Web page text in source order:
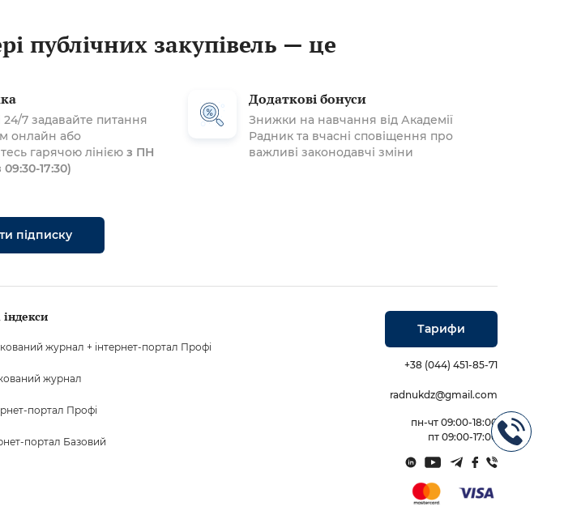
публічних закупівель — це
7 задавайте питання
онлайн або
гарячою лінією з ПН
17:30)
Додаткові бонуси
Знижки на навчання від Академії
Радник та вчасні сповіщення про
важливі законодавчі зміни
підписку
індекси
журнал + інтернет-портал Профі
журнал
портал Профі
портал Базовий
Тарифи
+38 (044) 451-85-71
radnukdz@gmail.com
пн-чт 09:00-18:00
пт 09:00-17:00